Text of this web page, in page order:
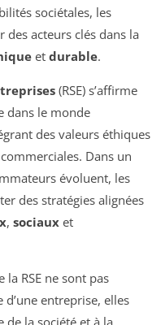
sociétales, les
acteurs clés dans la
et durable.
(RSE) s’affirme
dans le monde
des valeurs éthiques
Dans un
évoluent, les
des stratégies alignées
, sociaux et
RSE ne sont pas
entreprise, elles